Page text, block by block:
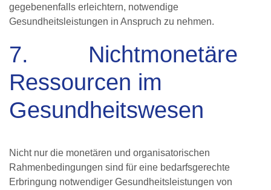
gegebenenfalls erleichtern, notwendige
Gesundheitsleistungen in Anspruch zu nehmen.
7. Nichtmonetäre
Ressourcen im
Gesundheitswesen
Nicht nur die monetären und organisatorischen
Rahmenbedingungen sind für eine bedarfsgerechte
Erbringung notwendiger Gesundheitsleistungen von